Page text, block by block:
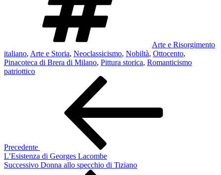
Arte e Risorgimento
italiano, Arte e Storia, Neoclassicismo, Nobiltà, Ottocento,
Pinacoteca di Brera di Milano, Pittura storica, Romanticismo
patriottico
Precedente
L’Esistenza di Georges Lacombe
Articolo
Successivo Donna allo specchio di Tiziano